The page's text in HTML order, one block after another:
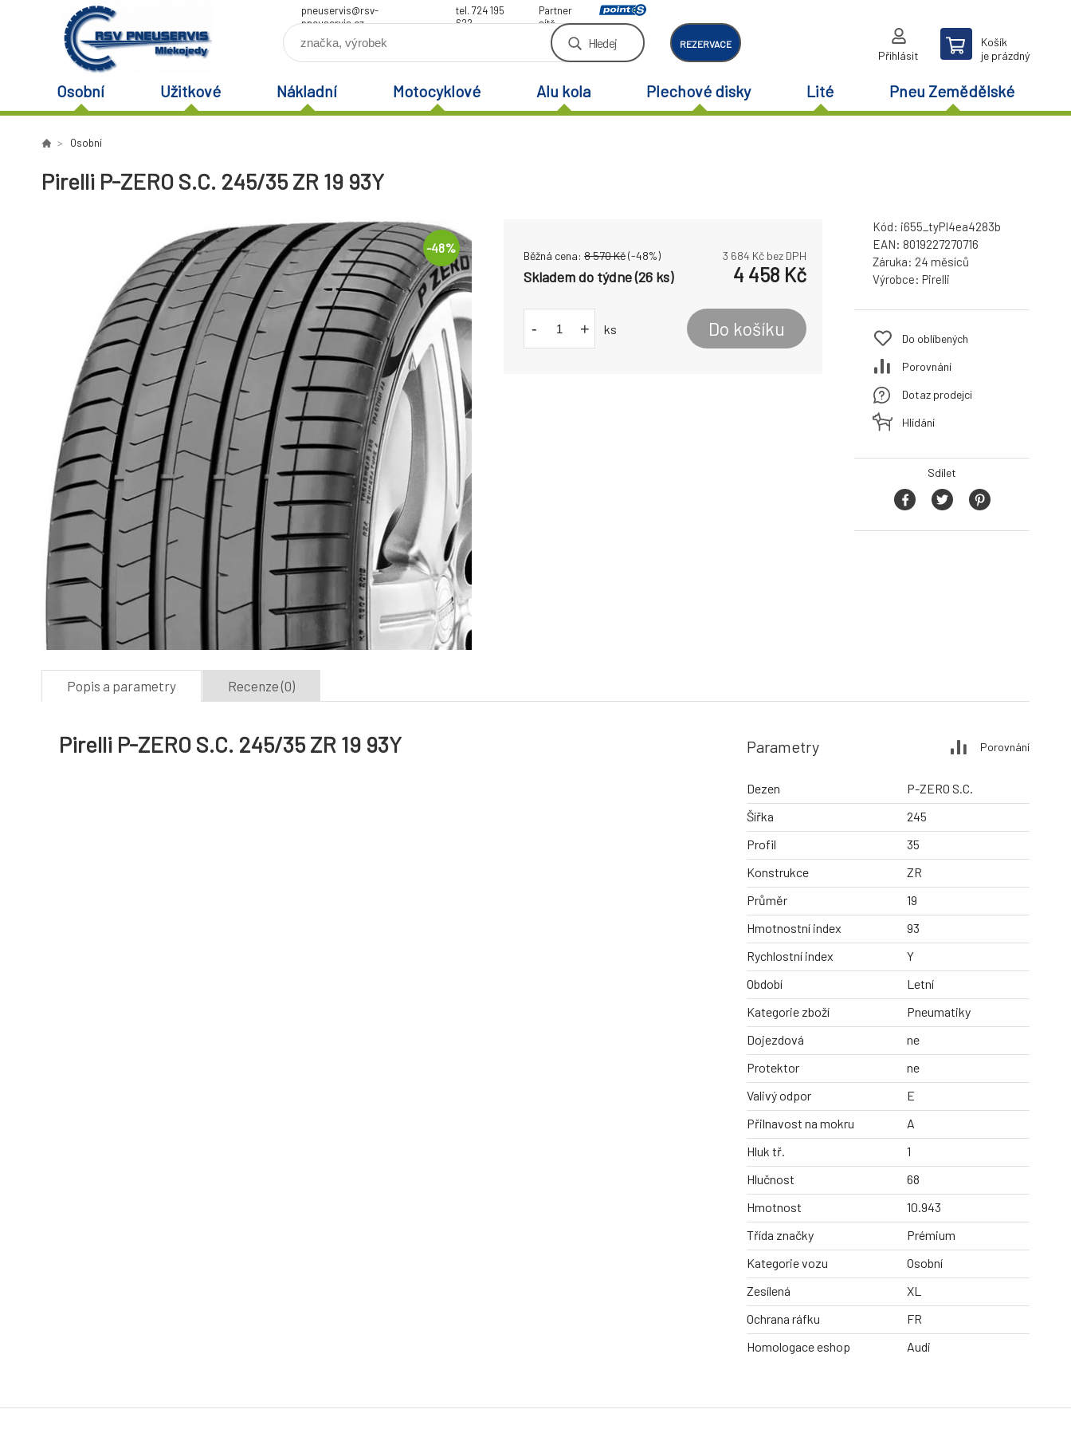
pneuservis@rsv-
pneuservis.cz
tel. 724 195
622
Partner
sítě
Hledej REZERVACE
Přihlásit
Košík
je prázdný
Osobní Užitkové Nákladní Motocyklové Alu kola Plechové disky Lité Pneu Zemědělské
Osobní
Pirelli P-ZERO S.C. 245/35 ZR 19 93Y
-48%
Běžná cena: 8 570Kč(-48%) 3 684 Kč bez DPH
Skladem do týdne (26 ks) 4 458 Kč
- + ks Do košíku
Kód: i655_tyPI4ea4283b
EAN: 8019227270716
Záruka: 24 měsíců
Výrobce: Pirelli
Do oblíbených
Porovnání
Dotaz prodejci
Hlídání
Sdílet
Popis a parametry Recenze (0)
Pirelli P-ZERO S.C. 245/35 ZR 19 93Y Parametry Porovnání
Dezen
P-ZERO S.C.
Šířka
245
Profil
35
Konstrukce
ZR
Průměr
19
Hmotnostní index
93
Rychlostní index
Y
Období
Letní
Kategorie zboží
Pneumatiky
Dojezdová
ne
Protektor
ne
Valivý odpor
E
Přilnavost na mokru
A
Hluk tř.
1
Hlučnost
68
Hmotnost
10.943
Třída značky
Prémium
Kategorie vozu
Osobní
Zesílená
XL
Ochrana ráfku
FR
Homologace eshop
Audi